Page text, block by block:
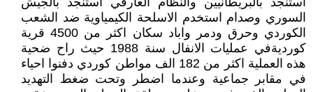
السوري وصدام استخدم الاسلحة الكيمياوية ضد الشعب
الكوردي وحرق ودمر واباد سكان اكثر من 4500 قرية
كورديةفي عمليات الانفال سنة 1988 حيث راح ضحية
هذه العملية اكثر من 182 الف مواطن كوردي دفنوا احياء
في مقابر جماعية وعندما اضطر وتحت ضغط التهديد